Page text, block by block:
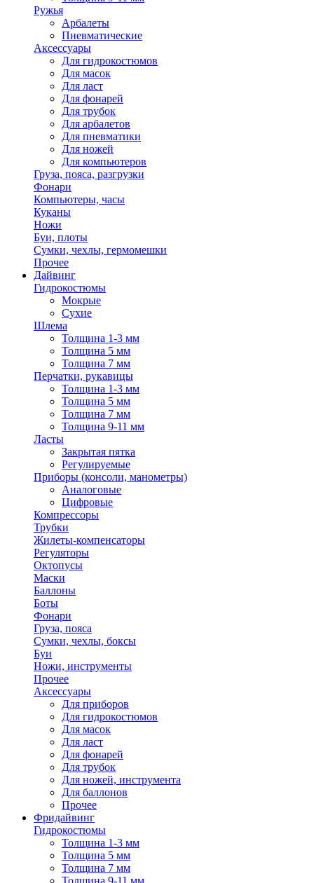
Ружья
Арбалеты
Пневматические
Аксессуары
Для гидрокостюмов
Для масок
Для ласт
Для фонарей
Для трубок
Для арбалетов
Для пневматики
Для ножей
Для компьютеров
Груза, пояса, разгрузки
Фонари
Компьютеры, часы
Куканы
Ножи
Буи, плоты
Сумки, чехлы, гермомешки
Прочее
Дайвинг
Гидрокостюмы
Мокрые
Сухие
Шлема
Толщина 1-3 мм
Толщина 5 мм
Толщина 7 мм
Перчатки, рукавицы
Толщина 1-3 мм
Толщина 5 мм
Толщина 7 мм
Толщина 9-11 мм
Ласты
Закрытая пятка
Регулируемые
Приборы (консоли, манометры)
Аналоговые
Цифровые
Компрессоры
Трубки
Жилеты-компенсаторы
Регуляторы
Октопусы
Маски
Баллоны
Боты
Фонари
Груза, пояса
Сумки, чехлы, боксы
Буи
Ножи, инструменты
Прочее
Аксессуары
Для приборов
Для гидрокостюмов
Для масок
Для ласт
Для фонарей
Для трубок
Для ножей, инструмента
Для баллонов
Прочее
Фридайвинг
Гидрокостюмы
Толщина 1-3 мм
Толщина 5 мм
Толщина 7 мм
Толщина 9-11 мм